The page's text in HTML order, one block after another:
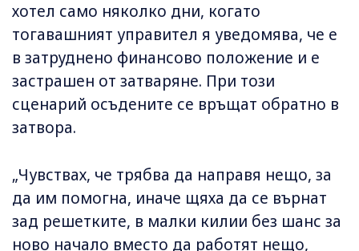
хотел само няколко дни, когато
тогавашният управител я уведомява, че е
в затруднено финансово положение и е
застрашен от затваряне. При този
сценарий осъдените се връщат обратно в
затвора.
„Чувствах, че трябва да направя нещо, за
да им помогна, иначе щяха да се върнат
зад решетките, в малки килии без шанс за
ново начало вместо да работят нещо,